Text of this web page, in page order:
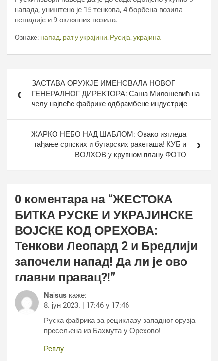
напада, уништено је 15 тенкова, 4 борбена возила
пешадије и 9 оклопних возила.
Ознаке: напад, рат у украјини, Русија, украјина
чланкаЗАСТАВА ОРУЖЈЕ ИМЕНОВАЛА НОВОГ
ГЕНЕРАЛНОГ ДИРЕКТОРА: Саша Милошевић на
челу највеће фабрике одбрамбене индустрије
ЖАРКО НЕБО НАД ШАБЛОМ: Овако изгледа
гађање српских и бугарских ракеташа! КУБ и
ВОЛХОВ у крупном плану ФОТО
0 коментара на “ЖЕСТОКА
БИТКА РУСКЕ И УКРАЈИНСКЕ
ВОЈСКЕ КОД ОРЕХОВА:
Тенкови Леопард 2 и Бредлији
започели напад! Да ли је ово
главни правац?!”
Naisus каже:
8. јун 2023. | 17:46 у 17:46
Руска фабрика за рециклазу западног орузја
пресељена из Бахмута у Орехово!
Реплy